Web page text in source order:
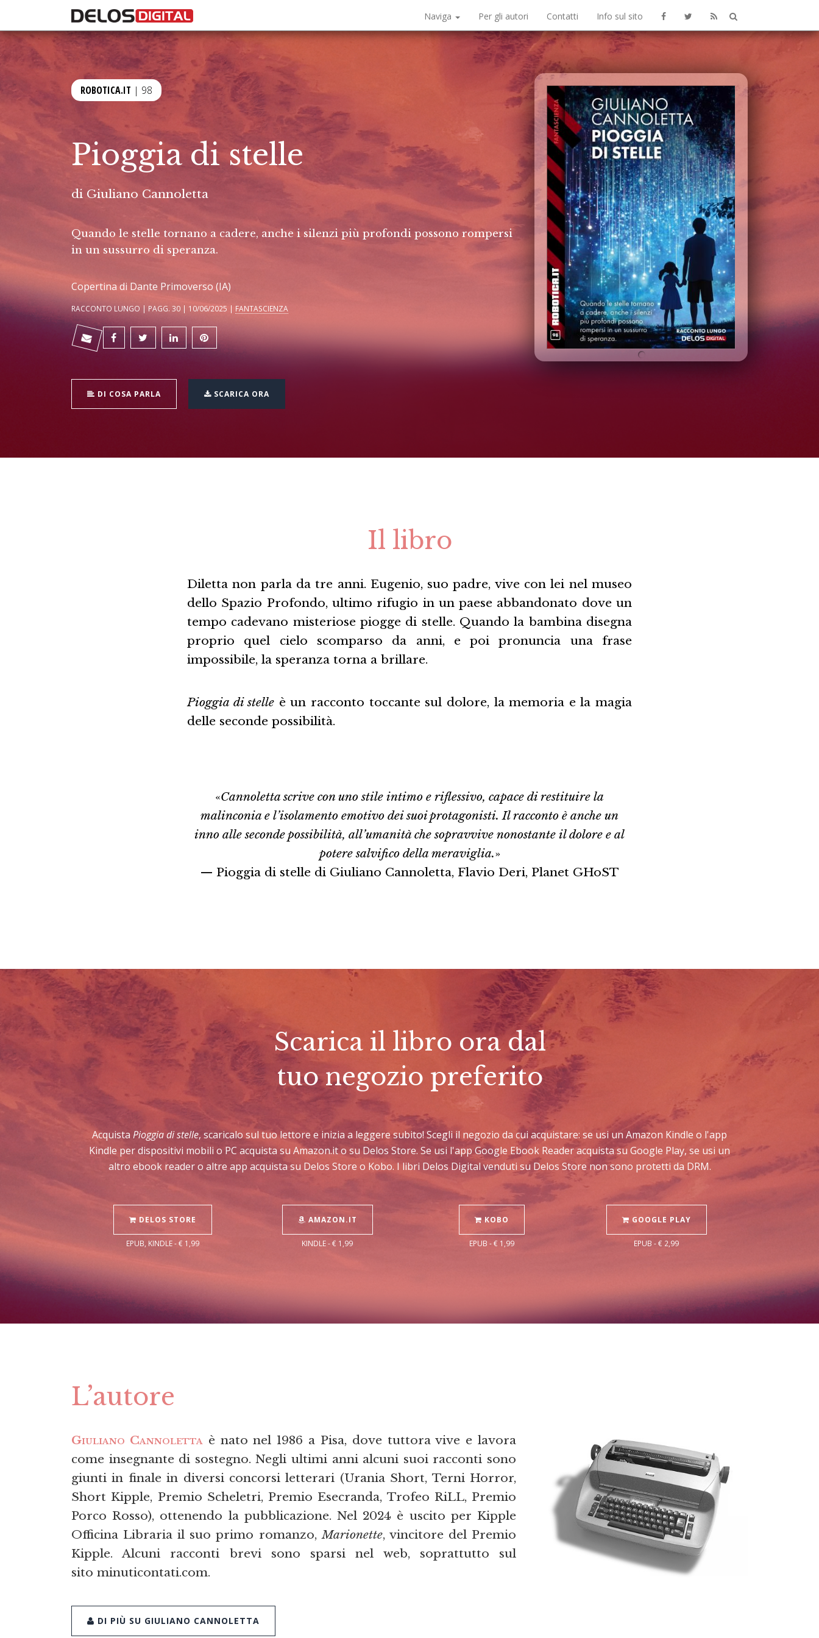
Naviga Per gli autori Contatti Info sul sito
ROBOTICA.IT | 98
Pioggia di stelle
di Giuliano Cannoletta
Quando le stelle tornano a cadere, anche i silenzi più profondi possono rompersi
in un sussurro di speranza.
Copertina di Dante Primoverso (IA)
RACCONTO LUNGO | PAGG. 30 | 10/06/2025 | FANTASCIENZA
DI COSA PARLA SCARICA ORA
Il libro
Diletta non parla da tre anni. Eugenio, suo padre, vive con lei nel museo
dello Spazio Profondo, ultimo rifugio in un paese abbandonato dove un
tempo cadevano misteriose piogge di stelle. Quando la bambina disegna
proprio quel cielo scomparso da anni, e poi pronuncia una frase
impossibile, la speranza torna a brillare.
Pioggia di stelle è un racconto toccante sul dolore, la memoria e la magia
delle seconde possibilità.
«Cannoletta scrive con uno stile intimo e riflessivo, capace di restituire la
malinconia e l’isolamento emotivo dei suoi protagonisti. Il racconto è anche un
inno alle seconde possibilità, all’umanità che sopravvive nonostante il dolore e al
potere salvifico della meraviglia.»
— Pioggia di stelle di Giuliano Cannoletta, Flavio Deri, Planet GHoST
Scarica il libro ora dal
tuo negozio preferito
Acquista Pioggia di stelle, scaricalo sul tuo lettore e inizia a leggere subito! Scegli il negozio da cui acquistare: se usi un Amazon Kindle o l'app
Kindle per dispositivi mobili o PC acquista su Amazon.it o su Delos Store. Se usi l'app Google Ebook Reader acquista su Google Play, se usi un
altro ebook reader o altre app acquista su Delos Store o Kobo. I libri Delos Digital venduti su Delos Store non sono protetti da DRM.
DELOS STORE
EPUB, KINDLE - € 1,99
AMAZON.IT
KINDLE - € 1,99
KOBO
EPUB - € 1,99
GOOGLE PLAY
EPUB - € 2,99
L’autore
Giuliano Cannolettaè nato nel 1986 a Pisa, dove tuttora vive e lavora
come insegnante di sostegno. Negli ultimi anni alcuni suoi racconti sono
giunti in finale in diversi concorsi letterari (Urania Short, Terni Horror,
Short Kipple, Premio Scheletri, Premio Esecranda, Trofeo RiLL, Premio
Porco Rosso), ottenendo la pubblicazione. Nel 2024 è uscito per Kipple
Officina Libraria il suo primo romanzo,Marionette, vincitore del Premio
Kipple. Alcuni racconti brevi sono sparsi nel web, soprattutto sul
sito minuticontati.com.
DI PIÙ SU GIULIANO CANNOLETTA